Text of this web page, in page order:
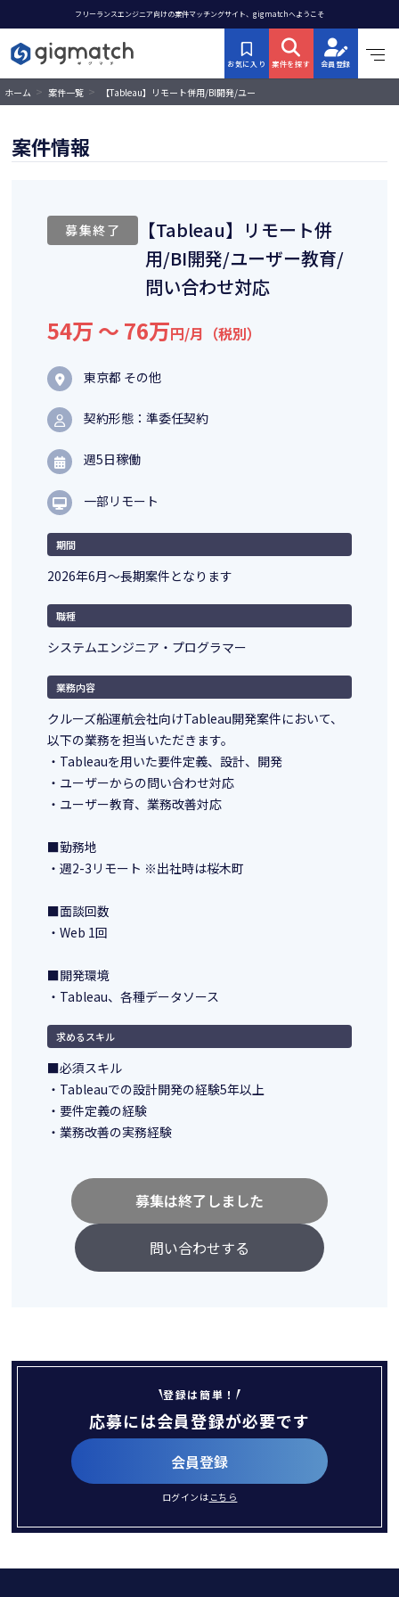
フリーランスエンジニア向けの案件マッチングサイト、gigmatchへようこそ
お気に入り 案件を探す 会員登録
ホーム > 案件一覧 >
【Tableau】リモート併用/BI開発/ユー
案件情報
募集終了
【Tableau】リモート併
用/BI開発/ユーザー教育/
問い合わせ対応
54万 〜 76万円/月（税別）
東京都 その他
契約形態：準委任契約
週5日稼働
一部リモート
期間
2026年6月～長期案件となります
職種
システムエンジニア・プログラマー
業務内容
クルーズ船運航会社向けTableau開発案件において、
以下の業務を担当いただきます。
・Tableauを用いた要件定義、設計、開発
・ユーザーからの問い合わせ対応
・ユーザー教育、業務改善対応
■勤務地
・週2-3リモート ※出社時は桜木町
■面談回数
・Web 1回
■開発環境
・Tableau、各種データソース
求めるスキル
■必須スキル
・Tableauでの設計開発の経験5年以上
・要件定義の経験
・業務改善の実務経験
問い合わせする
募集は終了しました
登録は簡単！
応募には会員登録が必要です
会員登録
ログインは こちら